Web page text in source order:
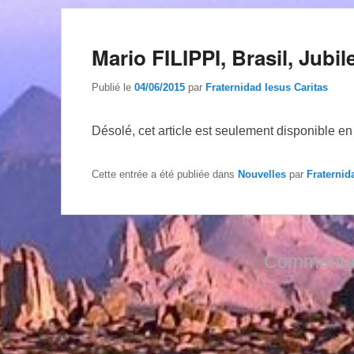
Mario FILIPPI, Brasil,
Publié le 04/06/2015 par Fraternidad Iesus Caritas
Désolé, cet article est seulement disponible en
Cette entrée a été publiée dans Nouvelles par